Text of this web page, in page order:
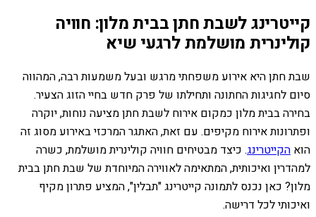
קייטרינג לשבת חתן בבית מלון: חוויה
קולינרית מושלמת לרגעי שיא
שבת חתן היא אירוע משפחתי מרגש ובעל משמעות רבה, המהווה
סיום לחגיגות החתונה ותחילתו של פרק חדש בחיי הזוג הצעיר.
בחירה בבית מלון כמקום אירוח לשבת חתן מציעה נוחות, יוקרה
ופתרונות אירוח מקיפים. עם זאת, האתגר המרכזי באירוע מסוג זה
הוא הקייטרינג. כיצד מבטיחים חוויה קולינרית מושלמת, כשרה
למהדרין ואיכותית, המתאימה לאווירה המיוחדת של שבת חתן בבית
מלון? כאן נכנס לתמונה קייטרינג "תבלין", המציע פתרון מקיף
ואיכותי לכל דרישה.